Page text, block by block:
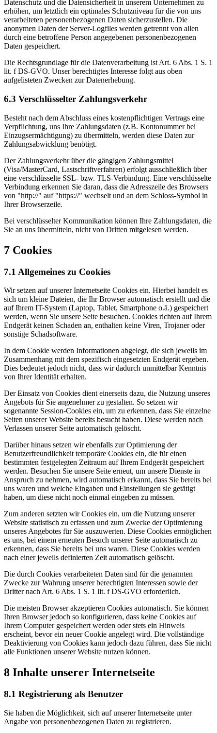
Datenschutz und die Datensicherheit in unserem Unternehmen zu
erhöhen, um letztlich ein optimales Schutzniveau für die von uns
verarbeiteten personenbezogenen Daten sicherzustellen. Die
anonymen Daten der Server-Logfiles werden getrennt von allen
durch eine betroffene Person angegebenen personenbezogenen
Daten gespeichert.
Die Rechtsgrundlage für die Datenverarbeitung ist Art. 6 Abs. 1 S. 1
lit. f DS-GVO. Unser berechtigtes Interesse folgt aus oben
aufgelisteten Zwecken zur Datenerhebung.
6.3 Verschlüsselter Zahlungsverkehr
Besteht nach dem Abschluss eines kostenpflichtigen Vertrags eine
Verpflichtung, uns Ihre Zahlungsdaten (z.B. Kontonummer bei
Einzugsermächtigung) zu übermitteln, werden diese Daten zur
Zahlungsabwicklung benötigt.
Der Zahlungsverkehr über die gängigen Zahlungsmittel
(Visa/MasterCard, Lastschriftverfahren) erfolgt ausschließlich über
eine verschlüsselte SSL- bzw. TLS-Verbindung. Eine verschlüsselte
Verbindung erkennen Sie daran, dass die Adresszeile des Browsers
von "http://" auf "https://" wechselt und an dem Schloss-Symbol in
Ihrer Browserzeile.
Bei verschlüsselter Kommunikation können Ihre Zahlungsdaten, die
Sie an uns übermitteln, nicht von Dritten mitgelesen werden.
7 Cookies
7.1 Allgemeines zu Cookies
Wir setzen auf unserer Internetseite Cookies ein. Hierbei handelt es
sich um kleine Dateien, die Ihr Browser automatisch erstellt und die
auf Ihrem IT-System (Laptop, Tablet, Smartphone o.ä.) gespeichert
werden, wenn Sie unsere Seite besuchen. Cookies richten auf Ihrem
Endgerät keinen Schaden an, enthalten keine Viren, Trojaner oder
sonstige Schadsoftware.
In dem Cookie werden Informationen abgelegt, die sich jeweils im
Zusammenhang mit dem spezifisch eingesetzten Endgerät ergeben.
Dies bedeutet jedoch nicht, dass wir dadurch unmittelbar Kenntnis
von Ihrer Identität erhalten.
Der Einsatz von Cookies dient einerseits dazu, die Nutzung unseres
Angebots für Sie angenehmer zu gestalten. So setzen wir
sogenannte Session-Cookies ein, um zu erkennen, dass Sie einzelne
Seiten unserer Website bereits besucht haben. Diese werden nach
Verlassen unserer Seite automatisch gelöscht.
Darüber hinaus setzen wir ebenfalls zur Optimierung der
Benutzerfreundlichkeit temporäre Cookies ein, die für einen
bestimmten festgelegten Zeitraum auf Ihrem Endgerät gespeichert
werden. Besuchen Sie unsere Seite erneut, um unsere Dienste in
Anspruch zu nehmen, wird automatisch erkannt, dass Sie bereits bei
uns waren und welche Eingaben und Einstellungen sie getätigt
haben, um diese nicht noch einmal eingeben zu müssen.
Zum anderen setzten wir Cookies ein, um die Nutzung unserer
Website statistisch zu erfassen und zum Zwecke der Optimierung
unseres Angebotes für Sie auszuwerten. Diese Cookies ermöglichen
es uns, bei einem erneuten Besuch unserer Seite automatisch zu
erkennen, dass Sie bereits bei uns waren. Diese Cookies werden
nach einer jeweils definierten Zeit automatisch gelöscht.
Die durch Cookies verarbeiteten Daten sind für die genannten
Zwecke zur Wahrung unserer berechtigten Interessen sowie der
Dritter nach Art. 6 Abs. 1 S. 1 lit. f DS-GVO erforderlich.
Die meisten Browser akzeptieren Cookies automatisch. Sie können
Ihren Browser jedoch so konfigurieren, dass keine Cookies auf
Ihrem Computer gespeichert werden oder stets ein Hinweis
erscheint, bevor ein neuer Cookie angelegt wird. Die vollständige
Deaktivierung von Cookies kann jedoch dazu führen, dass Sie nicht
alle Funktionen unserer Website nutzen können.
8 Inhalte unserer Internetseite
8.1 Registrierung als Benutzer
Sie haben die Möglichkeit, sich auf unserer Internetseite unter
Angabe von personenbezogenen Daten zu registrieren.